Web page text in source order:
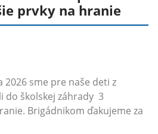
prvky na hranie
2026 sme pre naše deti z
do školskej záhrady 3
Brigádnikom ďakujeme za